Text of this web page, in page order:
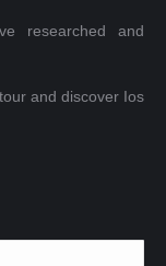
researched and
and discover Ios